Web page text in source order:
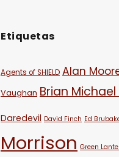
Etiquetas
Agents of SHIELD Alan
Vaughan Brian
Daredevil David Finch Ed
Morrison Green